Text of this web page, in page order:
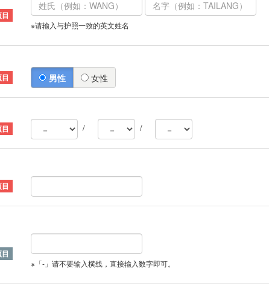
※请输入与护照一致的英文姓名
男性 女性
/ /
※「-」请不要输入横线，直接输入数字即可。